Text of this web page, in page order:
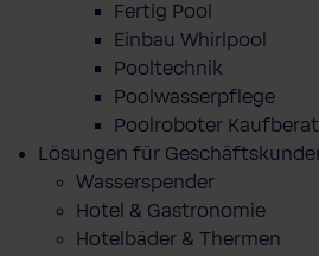
Fertig Pool
Einbau Whirlpool
Pooltechnik
Poolwasserpflege
Poolroboter
Lösungen für
Wasserspender
Hotel & Gastronomie
Hotelbäder & Thermen